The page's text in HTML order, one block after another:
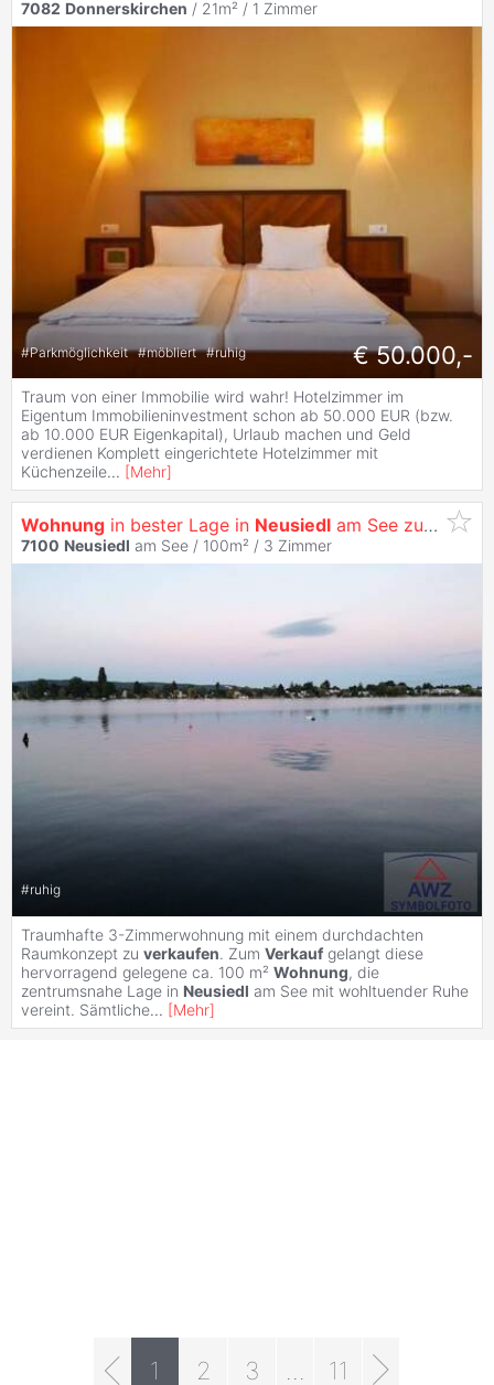
7082 Donnerskirchen / 21m² / 1 Zimmer
#Parkmöglichkeit #möbliert #ruhig € 50.000,-
Traum von einer Immobilie wird wahr! Hotelzimmer im
Eigentum Immobilieninvestment schon ab 50.000 EUR (bzw.
ab 10.000 EUR Eigenkapital), Urlaub machen und Geld
verdienen Komplett eingerichtete Hotelzimmer mit
Küchenzeile... [Mehr]
Wohnung in bester Lage in Neusiedl am See zu
7100 Neusiedl am See / 100m² / 3 Zimmer
#ruhig
Traumhafte 3-Zimmerwohnung mit einem durchdachten
Raumkonzept zu verkaufen. Zum Verkauf gelangt diese
hervorragend gelegene ca. 100 m² Wohnung, die
zentrumsnahe Lage in Neusiedl am See mit wohltuender Ruhe
vereint. Sämtliche... [Mehr]
1 2 3 11